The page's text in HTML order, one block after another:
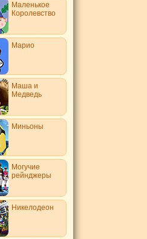
Маленькое
Королевство
Марио
Маша и
Медведь
Миньоны
Могучие
рейнджеры
Никелодеон